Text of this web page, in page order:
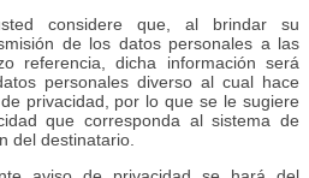
considere que, al brindar su
de los datos personales a las
referencia, dicha información será
personales diverso al cual hace
privacidad, por lo que se le sugiere
que corresponda al sistema de
del destinatario.